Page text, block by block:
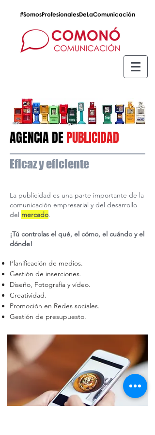
#SomosProfesionalesDeLaComunicación
AGENCIA DEPUBLICIDAD
Eficaz y eficiente
La publicidad es una parte importante de la
comunicación empresarial y del desarrollo
del mercado.
¡Tú controlas el qué, el cómo, el cuándo y el
dónde!
Planificación de medios.
Gestión de inserciones.
Diseño, Fotografía y vídeo.
Creatividad.
Promoción en Redes sociales.
Gestión de presupuesto.